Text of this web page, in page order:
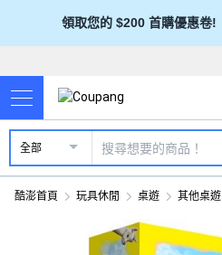
領取您的 $200 首購優惠卷!
全部
酷澎首頁 玩具休閒 桌遊 其他桌遊